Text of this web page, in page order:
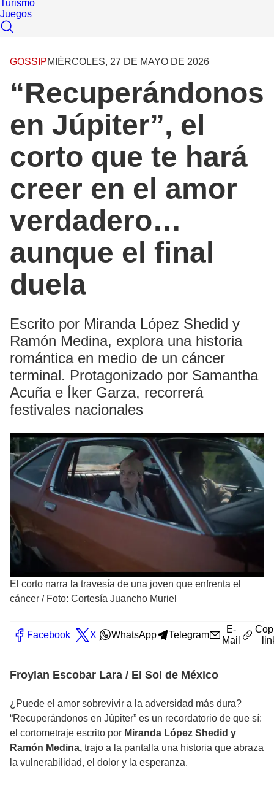
Turismo
Juegos
GOSSIPMIÉRCOLES, 27 DE MAYO DE 2026
“Recuperándonos
en Júpiter”, el
corto que te hará
creer en el amor
verdadero…
aunque el final
duela
Escrito por Miranda López Shedid y
Ramón Medina, explora una historia
romántica en medio de un cáncer
terminal. Protagonizado por Samantha
Acuña e Íker Garza, recorrerá
festivales nacionales
El corto narra la travesía de una joven que enfrenta el
cáncer / Foto: Cortesía Juancho Muriel
Facebook X WhatsApp Telegram
E-
Mail
Froylan Escobar Lara / El Sol de México
¿Puede el amor sobrevivir a la adversidad más dura?
“Recuperándonos en Júpiter” es un recordatorio de que sí:
el cortometraje escrito por Miranda López Shedid y
Ramón Medina, trajo a la pantalla una historia que abraza
la vulnerabilidad, el dolor y la esperanza.